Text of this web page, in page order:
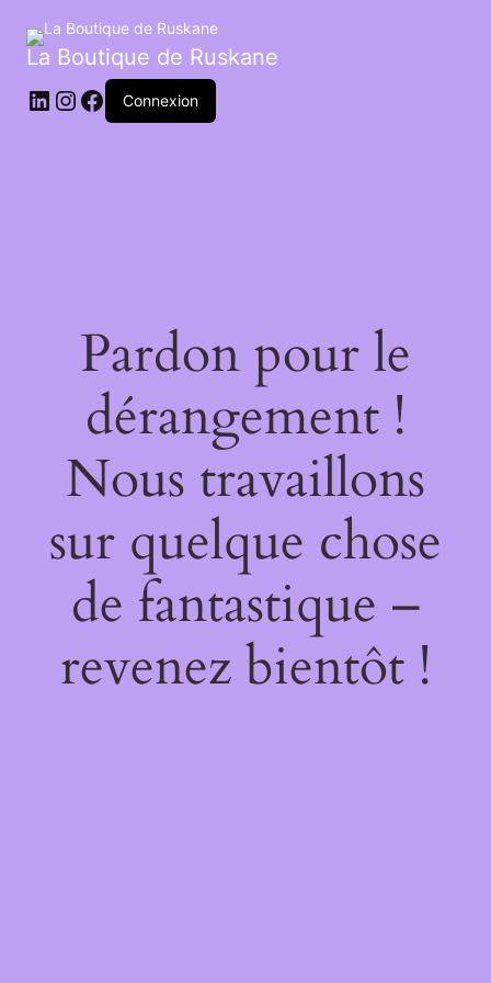
La Boutique de Ruskane
Connexion
Pardon pour le
dérangement !
Nous travaillons
sur quelque chose
de fantastique –
revenez bientôt !